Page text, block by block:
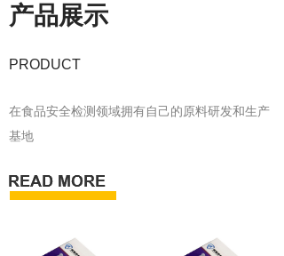
产品展示
PRODUCT
在食品安全检测领域拥有自己的原料研发和生产
基地